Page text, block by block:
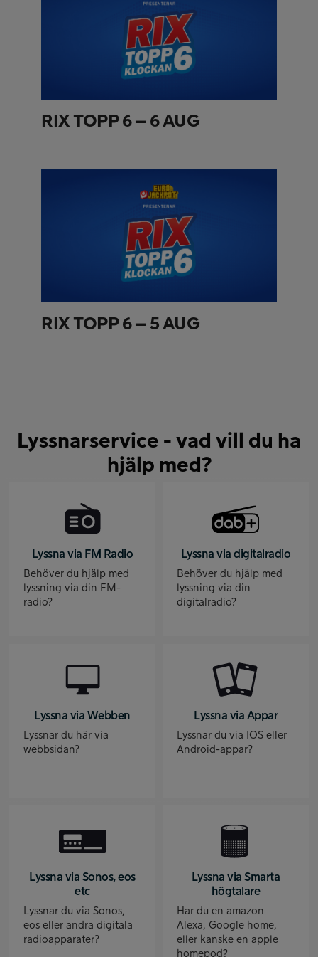
RIX TOPP 6 – 6 AUG
RIX TOPP 6 – 5 AUG
Lyssnarservice - vad vill du ha
hjälp med?
Lyssna via FM Radio
Behöver du hjälp med
lyssning via din FM-
radio?
Lyssna via digitalradio
Behöver du hjälp med
lyssning via din
digitalradio?
Lyssna via Webben
Lyssnar du här via
webbsidan?
Lyssna via Appar
Lyssnar du via IOS eller
Android-appar?
Lyssna via Sonos, eos
etc
Lyssnar du via Sonos,
eos eller andra digitala
radioapparater?
Lyssna via Smarta
högtalare
Har du en amazon
Alexa, Google home,
eller kanske en apple
homepod?